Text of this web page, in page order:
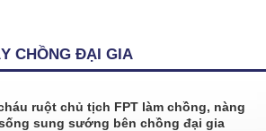
CHỒNG ĐẠI GIA
ruột chủ tịch FPT làm chồng, nàng
sung sướng bên chồng đại gia